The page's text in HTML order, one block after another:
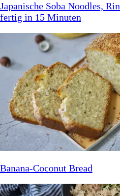
Japanische Soba Noodles,
fertig in 15 Minuten
Banana-Coconut Bread